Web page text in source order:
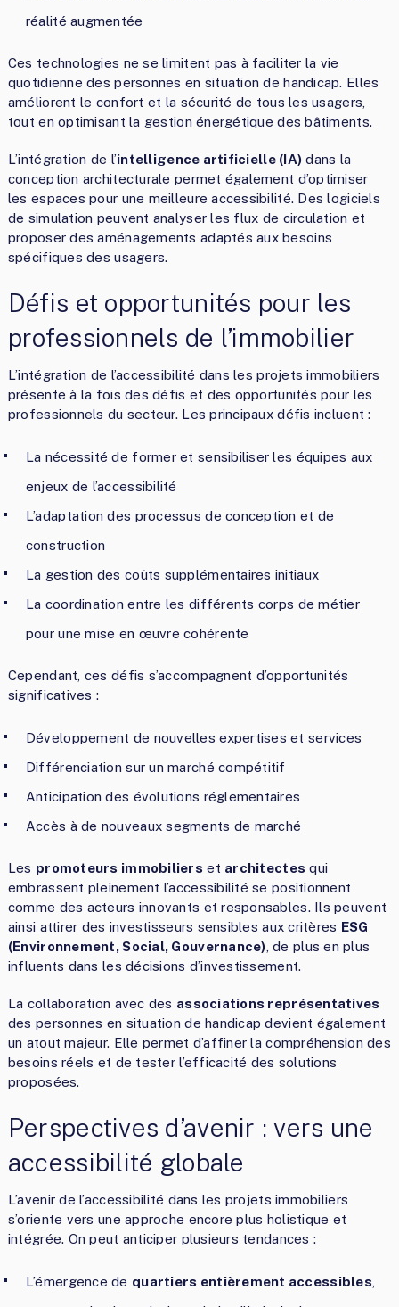
réalité augmentée
Ces technologies ne se limitent pas à faciliter la vie
quotidienne des personnes en situation de handicap. Elles
améliorent le confort et la sécurité de tous les usagers,
tout en optimisant la gestion énergétique des bâtiments.
L’intégration de l’intelligence artificielle (IA) dans la
conception architecturale permet également d’optimiser
les espaces pour une meilleure accessibilité. Des logiciels
de simulation peuvent analyser les flux de circulation et
proposer des aménagements adaptés aux besoins
spécifiques des usagers.
Défis et opportunités pour les
professionnels de l’immobilier
L’intégration de l’accessibilité dans les projets immobiliers
présente à la fois des défis et des opportunités pour les
professionnels du secteur. Les principaux défis incluent :
La nécessité de former et sensibiliser les équipes aux
enjeux de l’accessibilité
L’adaptation des processus de conception et de
construction
La gestion des coûts supplémentaires initiaux
La coordination entre les différents corps de métier
pour une mise en œuvre cohérente
Cependant, ces défis s’accompagnent d’opportunités
significatives :
Développement de nouvelles expertises et services
Différenciation sur un marché compétitif
Anticipation des évolutions réglementaires
Accès à de nouveaux segments de marché
Les promoteurs immobiliers et architectes qui
embrassent pleinement l’accessibilité se positionnent
comme des acteurs innovants et responsables. Ils peuvent
ainsi attirer des investisseurs sensibles aux critères ESG
(Environnement, Social, Gouvernance) , de plus en plus
influents dans les décisions d’investissement.
La collaboration avec des associations représentatives
des personnes en situation de handicap devient également
un atout majeur. Elle permet d’affiner la compréhension des
besoins réels et de tester l’efficacité des solutions
proposées.
Perspectives d’avenir : vers une
accessibilité globale
L’avenir de l’accessibilité dans les projets immobiliers
s’oriente vers une approche encore plus holistique et
intégrée. On peut anticiper plusieurs tendances :
L’émergence de quartiers entièrement accessibles